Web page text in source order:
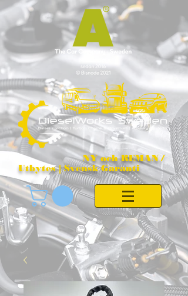
NY och REMAN /
Utbytes | Svensk Garanti